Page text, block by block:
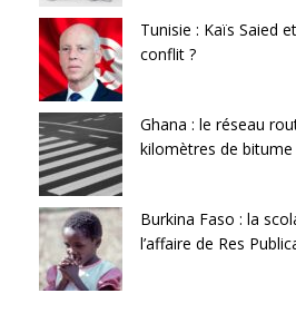
Tunisie : Kaïs Saied
conflit ?
Ghana : le réseau
kilomètres de bitume
Burkina Faso : la
l’affaire de Res